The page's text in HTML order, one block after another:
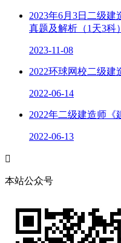
2023年6月3日二级建
真题及解析（1天3科）
2023-11-08
2022环球网校二级
2022-06-14
2022年二级建造师
2022-06-13

本站公众号